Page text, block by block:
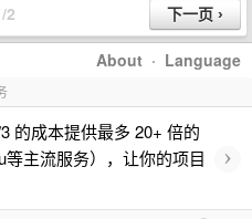
2
About · Language
的成本提供最多 20+ 倍的
主流服务），让你的项目
›